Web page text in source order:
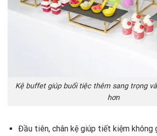
Kệ buffet giúp buổi tiệc thêm sang trọng
hơn
Đầu tiên, chân kệ giúp tiết kiệm không